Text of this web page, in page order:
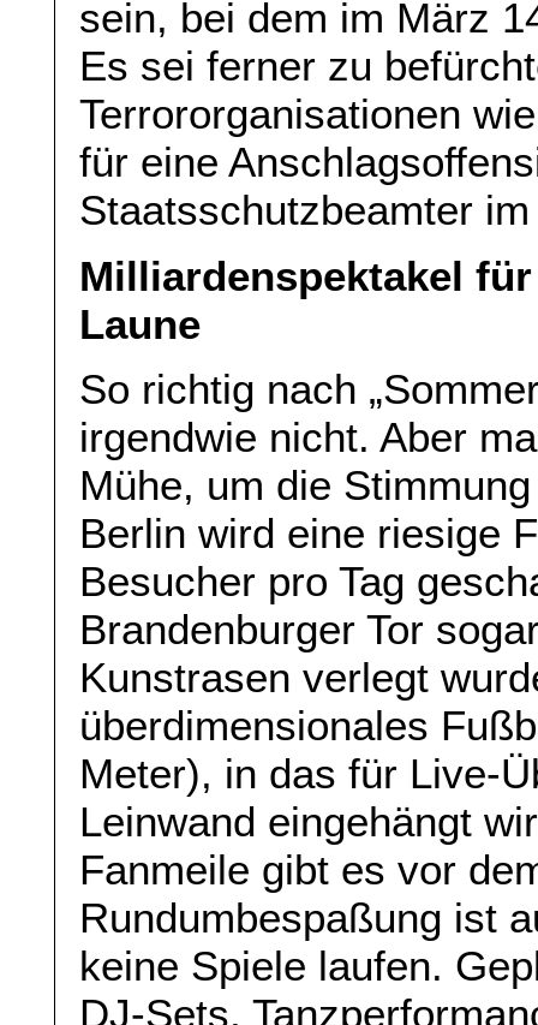
sein, bei dem im März
Es sei ferner zu
Terrororganisationen
für eine
Staatsschutzbeamter
Milliardenspektakel
Laune
So richtig nach
irgendwie nicht. Aber
Mühe, um die
Berlin wird eine riesige
Besucher pro Tag
Brandenburger Tor
Kunstrasen verlegt
überdimensionales
Meter), in das für Live-
Leinwand eingehängt
Fanmeile gibt es vor
Rundumbespaßung ist
keine Spiele laufen.
DJ-Sets,